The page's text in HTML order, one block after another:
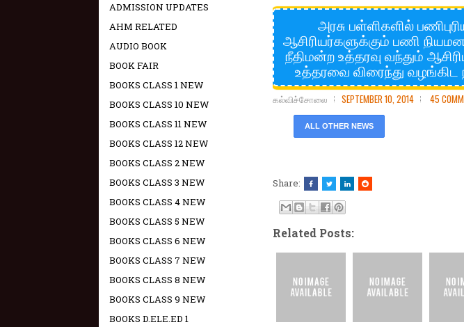
அரசு பள்ளிகளில்
ஆசிரியர்களுக்கும் பணி
நீதிமன்ற உத்தரவு வந்தும்
உத்தரவை விரைந்து வழங்கிட
கல்விச்சோலை SEPTEMBER 10, 2014 45
ALL OTHER NEWS
Share:
Related Posts:
ADMISSION UPDATES
AHM RELATED
AUDIO BOOK
BOOK FAIR
BOOKS CLASS 1 NEW
BOOKS CLASS 10 NEW
BOOKS CLASS 11 NEW
BOOKS CLASS 12 NEW
BOOKS CLASS 2 NEW
BOOKS CLASS 3 NEW
BOOKS CLASS 4 NEW
BOOKS CLASS 5 NEW
BOOKS CLASS 6 NEW
BOOKS CLASS 7 NEW
BOOKS CLASS 8 NEW
BOOKS CLASS 9 NEW
BOOKS D.ELE.ED 1